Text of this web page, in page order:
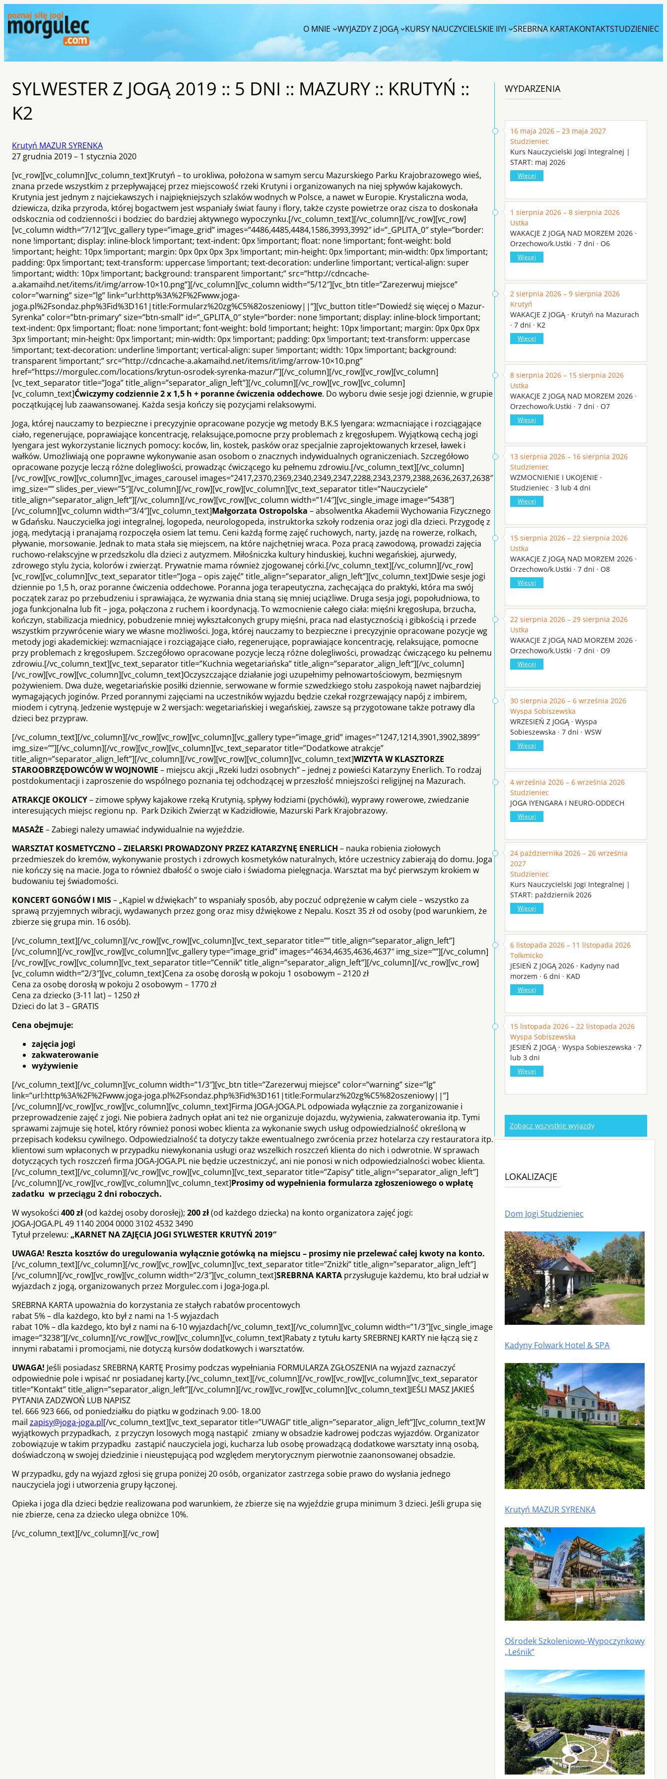
O MNIE WYJAZDY Z JOGĄ KURSY NAUCZYCIELSKIE IIYI SREBRNA KARTAKONTAKTSTUDZIENIEC
SYLWESTER Z JOGĄ 2019 :: 5 DNI :: MAZURY :: KRUTYŃ ::
K2
Krutyń MAZUR SYRENKA
27 grudnia 2019 – 1 stycznia 2020
[vc_row][vc_column][vc_column_text]Krutyń – to urokliwa, położona w samym sercu Mazurskiego Parku Krajobrazowego wieś,
znana przede wszystkim z przepływającej przez miejscowość rzeki Krutyni i organizowanych na niej spływów kajakowych.
Krutynia jest jednym z najciekawszych i najpiękniejszych szlaków wodnych w Polsce, a nawet w Europie. Krystaliczna woda,
dziewicza, dzika przyroda, której bogactwem jest wspaniały świat fauny i flory, także czyste powietrze oraz cisza to doskonała
odskocznia od codzienności i bodziec do bardziej aktywnego wypoczynku.[/vc_column_text][/vc_column][/vc_row][vc_row]
[vc_column width=”7/12″][vc_gallery type=”image_grid” images=”4486,4485,4484,1586,3993,3992″ id=”_GPLITA_0″ style=”border:
none !important; display: inline-block !important; text-indent: 0px !important; float: none !important; font-weight: bold
!important; height: 10px !important; margin: 0px 0px 0px 3px !important; min-height: 0px !important; min-width: 0px !important;
padding: 0px !important; text-transform: uppercase !important; text-decoration: underline !important; vertical-align: super
!important; width: 10px !important; background: transparent !important;” src=”http://cdncache-
a.akamaihd.net/items/it/img/arrow-10×10.png”][/vc_column][vc_column width=”5/12″][vc_btn title=”Zarezerwuj miejsce”
color=”warning” size=”lg” link=”url:http%3A%2F%2Fwww.joga-
joga.pl%2Fsondaz.php%3Fid%3D161|title:Formularz%20zg%C5%82oszeniowy||”][vc_button title=”Dowiedź się więcej o Mazur-
Syrenka” color=”btn-primary” size=”btn-small” id=”_GPLITA_0″ style=”border: none !important; display: inline-block !important;
text-indent: 0px !important; float: none !important; font-weight: bold !important; height: 10px !important; margin: 0px 0px 0px
3px !important; min-height: 0px !important; min-width: 0px !important; padding: 0px !important; text-transform: uppercase
!important; text-decoration: underline !important; vertical-align: super !important; width: 10px !important; background:
transparent !important;” src=”http://cdncache-a.akamaihd.net/items/it/img/arrow-10×10.png”
href=”https://morgulec.com/locations/krytun-osrodek-syrenka-mazur/”][/vc_column][/vc_row][vc_row][vc_column]
[vc_text_separator title=”Joga” title_align=”separator_align_left”][/vc_column][/vc_row][vc_row][vc_column]
[vc_column_text]Ćwiczymy codziennie 2 x 1,5 h + poranne ćwiczenia oddechowe. Do wyboru dwie sesje jogi dziennie, w grupie
początkującej lub zaawansowanej. Każda sesja kończy się pozycjami relaksowymi.
Joga, której nauczamy to bezpieczne i precyzyjnie opracowane pozycje wg metody B.K.S Iyengara: wzmacniające i rozciągające
ciało, regenerujące, poprawiające koncentrację, relaksujące,pomocne przy problemach z kręgosłupem. Wyjątkową cechą jogi
Iyengara jest wykorzystanie licznych pomocy: koców, lin, kostek, pasków oraz specjalnie zaprojektowanych krzeseł, ławek i
wałków. Umożliwiają one poprawne wykonywanie asan osobom o znacznych indywidualnych ograniczeniach. Szczegółowo
opracowane pozycje leczą różne dolegliwości, prowadząc ćwiczącego ku pełnemu zdrowiu.[/vc_column_text][/vc_column]
[/vc_row][vc_row][vc_column][vc_images_carousel images=”2417,2370,2369,2340,2349,2347,2288,2343,2379,2388,2636,2637,2638″
img_size=”” slides_per_view=”5″][/vc_column][/vc_row][vc_row][vc_column][vc_text_separator title=”Nauczyciele”
title_align=”separator_align_left”][/vc_column][/vc_row][vc_row][vc_column width=”1/4″][vc_single_image image=”5438″]
[/vc_column][vc_column width=”3/4″][vc_column_text]Małgorzata Ostropolska – absolwentka Akademii Wychowania Fizycznego
w Gdańsku. Nauczycielka jogi integralnej, logopeda, neurologopeda, instruktorka szkoły rodzenia oraz jogi dla dzieci. Przygodę z
jogą, medytacją i pranajamą rozpoczęła osiem lat temu. Ceni każdą formę zajęć ruchowych, narty, jazdę na rowerze, rolkach,
pływanie, morsowanie. Jednak to mata stała się miejscem, na które najchętniej wraca. Poza pracą zawodową, prowadzi zajęcia
ruchowo-relakscyjne w przedszkolu dla dzieci z autyzmem. Miłośniczka kultury hinduskiej, kuchni wegańskiej, ajurwedy,
zdrowego stylu życia, kolorów i zwierząt. Prywatnie mama również zjogowanej córki.[/vc_column_text][/vc_column][/vc_row]
[vc_row][vc_column][vc_text_separator title=”Joga – opis zajęć” title_align=”separator_align_left”][vc_column_text]Dwie sesje jogi
dziennie po 1,5 h, oraz poranne ćwiczenia oddechowe. Poranna joga terapeutyczna, zachęcająca do praktyki, która ma swój
początek zaraz po przebudzeniu i sprawiająca, że wyzwania dnia staną się mniej uciążliwe. Druga sesja jogi, popołudniowa, to
joga funkcjonalna lub fit – joga, połączona z ruchem i koordynacją. To wzmocnienie całego ciała: mięśni kręgosłupa, brzucha,
kończyn, stabilizacja miednicy, pobudzenie mniej wykształconych grupy mięśni, praca nad elastycznością i gibkością i przede
wszystkim przywrócenie wiary we własne możliwości. Joga, której nauczamy to bezpieczne i precyzyjnie opracowane pozycje wg
metody jogi akademickiej: wzmacniające i rozciągające ciało, regenerujące, poprawiające koncentrację, relaksujące, pomocne
przy problemach z kręgosłupem. Szczegółowo opracowane pozycje leczą różne dolegliwości, prowadząc ćwiczącego ku pełnemu
zdrowiu.[/vc_column_text][vc_text_separator title=”Kuchnia wegetariańska” title_align=”separator_align_left”][/vc_column]
[/vc_row][vc_row][vc_column][vc_column_text]Oczyszczające działanie jogi uzupełnimy pełnowartościowym, bezmięsnym
pożywieniem. Dwa duże, wegetariańskie posiłki dziennie, serwowane w formie szwedzkiego stołu zaspokoją nawet najbardziej
wymagających joginów. Przed porannymi zajęciami na uczestników wyjazdu będzie czekał rozgrzewający napój z imbirem,
miodem i cytryną. Jedzenie występuje w 2 wersjach: wegetariańskiej i wegańskiej, zawsze są przygotowane także potrawy dla
dzieci bez przypraw.
[/vc_column_text][/vc_column][/vc_row][vc_row][vc_column][vc_gallery type=”image_grid” images=”1247,1214,3901,3902,3899″
img_size=””][/vc_column][/vc_row][vc_row][vc_column][vc_text_separator title=”Dodatkowe atrakcje”
title_align=”separator_align_left”][/vc_column][/vc_row][vc_row][vc_column][vc_column_text]WIZYTA W KLASZTORZE
STAROOBRZĘDOWCÓW W WOJNOWIE – miejscu akcji „Rzeki ludzi osobnych” – jednej z powieści Katarzyny Enerlich. To rodzaj
postdokumentacji i zaproszenie do wspólnego poznania tej odchodzącej w przeszłość mniejszości religijnej na Mazurach.
ATRAKCJE OKOLICY– zimowe spływy kajakowe rzeką Krutynią, spływy łodziami (pychówki), wyprawy rowerowe, zwiedzanie
interesujących miejsc regionu np. Park Dzikich Zwierząt w Kadzidłowie, Mazurski Park Krajobrazowy.
MASAŻE – Zabiegi należy umawiać indywidualnie na wyjeździe.
WARSZTAT KOSMETYCZNO – ZIELARSKI PROWADZONY PRZEZ KATARZYNĘ ENERLICH – nauka robienia ziołowych
przedmieszek do kremów, wykonywanie prostych i zdrowych kosmetyków naturalnych, które uczestnicy zabierają do domu. Joga
nie kończy się na macie. Joga to również dbałość o swoje ciało i świadoma pielęgnacja. Warsztat ma być pierwszym krokiem w
budowaniu tej świadomości.
KONCERT GONGÓW I MIS– „Kąpiel w dźwiękach” to wspaniały sposób, aby poczuć odprężenie w całym ciele – wszystko za
sprawą przyjemnych wibracji, wydawanych przez gong oraz misy dźwiękowe z Nepalu. Koszt 35 zł od osoby (pod warunkiem, że
zbierze się grupa min. 16 osób).
[/vc_column_text][/vc_column][/vc_row][vc_row][vc_column][vc_text_separator title=”” title_align=”separator_align_left”]
[/vc_column][/vc_row][vc_row][vc_column][vc_gallery type=”image_grid” images=”4634,4635,4636,4637″ img_size=””][/vc_column]
[/vc_row][vc_row][vc_column][vc_text_separator title=”Cennik” title_align=”separator_align_left”][/vc_column][/vc_row][vc_row]
[vc_column width=”2/3″][vc_column_text]Cena za osobę dorosłą w pokoju 1 osobowym – 2120 zł
Cena za osobę dorosłą w pokoju 2 osobowym – 1770 zł
Cena za dziecko (3-11 lat) – 1250 zł
Dzieci do lat 3 – GRATIS
Cena obejmuje:
zajęcia jogi
zakwaterowanie
wyżywienie
[/vc_column_text][/vc_column][vc_column width=”1/3″][vc_btn title=”Zarezerwuj miejsce” color=”warning” size=”lg”
link=”url:http%3A%2F%2Fwww.joga-joga.pl%2Fsondaz.php%3Fid%3D161|title:Formularz%20zg%C5%82oszeniowy||”]
[/vc_column][/vc_row][vc_row][vc_column][vc_column_text]Firma JOGA-JOGA.PL odpowiada wyłącznie za zorganizowanie i
przeprowadzenie zajęć z jogi. Nie pobiera żadnych opłat ani też nie organizuje dojazdu, wyżywienia, zakwaterowania itp. Tymi
sprawami zajmuje się hotel, który również ponosi wobec klienta za wykonanie swych usług odpowiedzialność określoną w
przepisach kodeksu cywilnego. Odpowiedzialność ta dotyczy także ewentualnego zwrócenia przez hotelarza czy restauratora itp.
klientowi sum wpłaconych w przypadku niewykonania usługi oraz wszelkich roszczeń klienta do nich i odwrotnie. W sprawach
dotyczących tych roszczeń firma JOGA-JOGA.PL nie będzie uczestniczyć, ani nie ponosi w nich odpowiedzialności wobec klienta.
[/vc_column_text][/vc_column][/vc_row][vc_row][vc_column][vc_text_separator title=”Zapisy” title_align=”separator_align_left”]
[/vc_column][/vc_row][vc_row][vc_column][vc_column_text]Prosimy od wypełnienia formularza zgłoszeniowego o wpłatę
zadatku w przeciągu 2 dni roboczych.
W wysokości 400 zł(od każdej osoby dorosłej); 200 zł(od każdego dziecka) na konto organizatora zajęć jogi:
JOGA-JOGA.PL 49 1140 2004 0000 3102 4532 3490
Tytuł przelewu: „KARNET NA ZAJĘCIA JOGI SYLWESTER KRUTYŃ 2019″
UWAGA! Reszta kosztów do uregulowania wyłącznie gotówką na miejscu – prosimy nie przelewać całej kwoty na konto.
[/vc_column_text][/vc_column][/vc_row][vc_row][vc_column][vc_text_separator title=”Zniżki” title_align=”separator_align_left”]
[/vc_column][/vc_row][vc_row][vc_column width=”2/3″][vc_column_text]SREBRNA KARTA przysługuje każdemu, kto brał udział w
wyjazdach z jogą, organizowanych przez Morgulec.com i Joga-Joga.pl.
SREBRNA KARTA upoważnia do korzystania ze stałych rabatów procentowych
rabat 5% – dla każdego, kto był z nami na 1-5 wyjazdach
rabat 10% – dla każdego, kto był z nami na 6-10 wyjazdach[/vc_column_text][/vc_column][vc_column width=”1/3″][vc_single_image
image=”3238″][/vc_column][/vc_row][vc_row][vc_column][vc_column_text]Rabaty z tytułu karty SREBRNEJ KARTY nie łączą się z
innymi rabatami i promocjami, nie dotyczą kursów dodatkowych i warsztatów.
UWAGA! Jeśli posiadasz SREBRNĄ KARTĘ Prosimy podczas wypełniania FORMULARZA ZGŁOSZENIA na wyjazd zaznaczyć
odpowiednie pole i wpisać nr posiadanej karty.[/vc_column_text][/vc_column][/vc_row][vc_row][vc_column][vc_text_separator
title=”Kontakt” title_align=”separator_align_left”][/vc_column][/vc_row][vc_row][vc_column][vc_column_text]JEŚLI MASZ JAKIEŚ
PYTANIA ZADZWOŃ LUB NAPISZ
tel. 666 923 666, od poniedziałku do piątku w godzinach 9.00- 18.00
mail zapisy@joga-joga.pl[/vc_column_text][vc_text_separator title=”UWAGI” title_align=”separator_align_left”][vc_column_text]W
wyjątkowych przypadkach, z przyczyn losowych mogą nastąpić zmiany w obsadzie kadrowej podczas wyjazdów. Organizator
zobowiązuje w takim przypadku zastąpić nauczyciela jogi, kucharza lub osobę prowadzącą dodatkowe warsztaty inną osobą,
doświadczoną w swojej dziedzinie i nieustępującą pod względem merytorycznym pierwotnie zaanonsowanej obsadzie.
W przypadku, gdy na wyjazd zgłosi się grupa poniżej 20 osób, organizator zastrzega sobie prawo do wysłania jednego
nauczyciela jogi i utworzenia grupy łączonej.
Opieka i joga dla dzieci będzie realizowana pod warunkiem, że zbierze się na wyjeździe grupa minimum 3 dzieci. Jeśli grupa się
nie zbierze, cena za dziecko ulega obniżce 10%.
[/vc_column_text][/vc_column][/vc_row]
WYDARZENIA
16 maja 2026 – 23 maja 2027
Studzieniec
Kurs Nauczycielski Jogi Integralnej |
START: maj 2026
Więcej
1 sierpnia 2026 – 8 sierpnia 2026
Ustka
WAKACJE Z JOGĄ NAD MORZEM 2026 ·
Orzechowo/k.Ustki · 7 dni · O6
Więcej
2 sierpnia 2026 – 9 sierpnia 2026
Krutyń
WAKACJE Z JOGĄ · Krutyń na Mazurach
· 7 dni · K2
Więcej
8 sierpnia 2026 – 15 sierpnia 2026
Ustka
WAKACJE Z JOGĄ NAD MORZEM 2026 ·
Orzechowo/k.Ustki · 7 dni · O7
Więcej
13 sierpnia 2026 – 16 sierpnia 2026
Studzieniec
WZMOCNIENIE I UKOJENIE ·
Studzieniec · 3 lub 4 dni
Więcej
15 sierpnia 2026 – 22 sierpnia 2026
Ustka
WAKACJE Z JOGĄ NAD MORZEM 2026 ·
Orzechowo/k.Ustki · 7 dni · O8
Więcej
22 sierpnia 2026 – 29 sierpnia 2026
Ustka
WAKACJE Z JOGĄ NAD MORZEM 2026 ·
Orzechowo/k.Ustki · 7 dni · O9
Więcej
30 sierpnia 2026 – 6 września 2026
Wyspa Sobiszewska
WRZESIEŃ Z JOGĄ · Wyspa
Sobieszewska · 7 dni · WSW
Więcej
4 września 2026 – 6 września 2026
Studzieniec
JOGA IYENGARA I NEURO-ODDECH
Więcej
24 października 2026 – 26 września
2027
Studzieniec
Kurs Nauczycielski Jogi Integralnej |
START: październik 2026
Więcej
6 listopada 2026 – 11 listopada 2026
Tolkmicko
JESIEŃ Z JOGĄ 2026 · Kadyny nad
morzem · 6 dni · KAD
Więcej
15 listopada 2026 – 22 listopada 2026
Wyspa Sobiszewska
JESIEŃ Z JOGĄ · Wyspa Sobieszewska · 7
lub 3 dni
Więcej
Zobacz wszystkie wyjazdy
LOKALIZACJE
Dom Jogi Studzieniec
Kadyny Folwark Hotel & SPA
Krutyń MAZUR SYRENKA
Ośrodek Szkoleniowo-Wypoczynkowy
„Leśnik”